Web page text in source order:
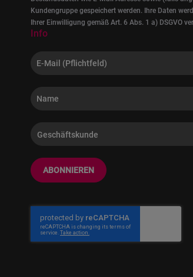
Kundengruppe gespeichert werden. Ihre Daten
Ihrer Einwilligung gemäß Art. 6 Abs. 1 a) DSGVO
Info
ABONNIEREN